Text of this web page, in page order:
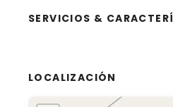
SERVICIOS &
LOCALIZACIÓN